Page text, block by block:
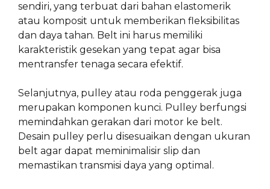
sendiri, yang terbuat dari bahan elastomerik
atau komposit untuk memberikan fleksibilitas
dan daya tahan. Belt ini harus memiliki
karakteristik gesekan yang tepat agar bisa
mentransfer tenaga secara efektif.
Selanjutnya, pulley atau roda penggerak juga
merupakan komponen kunci. Pulley berfungsi
memindahkan gerakan dari motor ke belt.
Desain pulley perlu disesuaikan dengan ukuran
belt agar dapat meminimalisir slip dan
memastikan transmisi daya yang optimal.